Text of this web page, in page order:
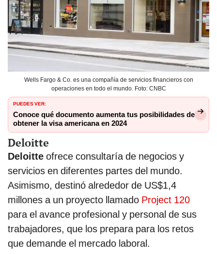
Wells Fargo & Co. es una compañía de servicios financieros con
operaciones en todo el mundo. Foto: CNBC
PUEDES VER:
Conoce qué documento aumenta tus posibilidades de
obtener la visa americana en 2024
Deloitte
Deloitte ofrece consultaría de negocios y
servicios en diferentes partes del mundo.
Asimismo, destinó alrededor de US$1,4
millones a un proyecto llamado Project 120
para el avance profesional y personal de sus
trabajadores, que los prepara para los retos
que demande el mercado laboral.